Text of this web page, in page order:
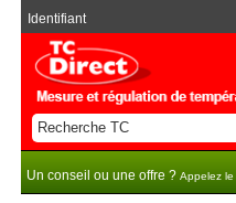
Identifiant
Un conseil ou une offre ? Appelez le